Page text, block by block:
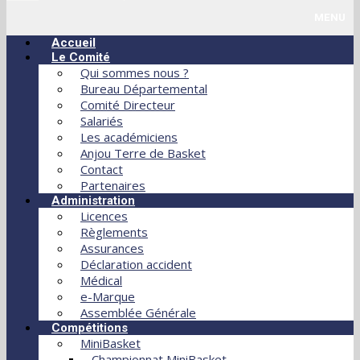
Accueil
Le Comité
Qui sommes nous ?
Bureau Départemental
Comité Directeur
Salariés
Les académiciens
Anjou Terre de Basket
Contact
Partenaires
Administration
Licences
Règlements
Assurances
Déclaration accident
Médical
e-Marque
Assemblée Générale
Compétitions
MiniBasket